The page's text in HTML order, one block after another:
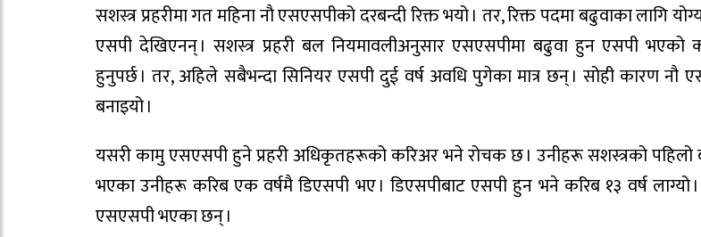
सशस्त्र प्रहरीमा गत महिना नौ एसएसपीको दरबन्दी रिक्त भयो । तर, रिक्त पदमा बढुवाका लागि
एसपी देखिएनन् । सशस्त्र प्रहरी बल नियमावलीअनुसार एसएसपीमा बढुवा हुन एसपी भएको
हुनुपर्छ । तर, अहिले सबैभन्दा सिनियर एसपी दुई वर्ष अवधि पुगेका मात्र छन् । सोही कारण नौ
बनाइयो ।
यसरी कामु एसएसपी हुने प्रहरी अधिकृतहरूको करिअर भने रोचक छ । उनीहरू सशस्त्रको पहिलो
भएका उनीहरू करिब एक वर्षमै डिएसपी भए । डिएसपीबाट एसपी हुन भने करिब १३ वर्ष लाग्यो
एसएसपी भएका छन् ।